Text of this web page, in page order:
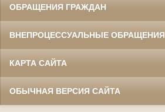
ОБРАЩЕНИЯ ГРАЖДАН
ВНЕПРОЦЕССУАЛЬНЫЕ ОБРАЩЕНИЯ
КАРТА САЙТА
ОБЫЧНАЯ ВЕРСИЯ САЙТА